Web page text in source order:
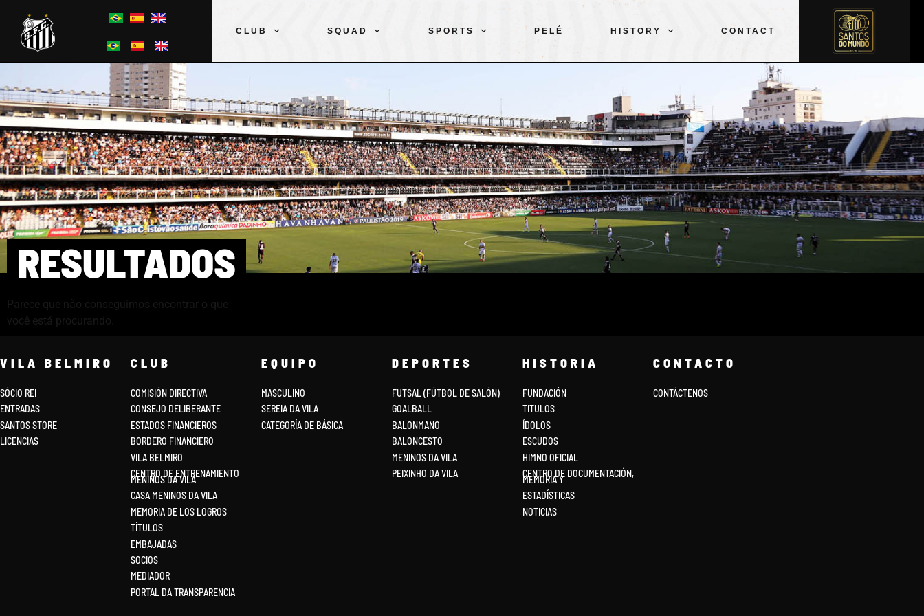
CLUB SQUAD SPORTS PELÉ HISTORY CONTACT
CLUB
CONTACTO
RESULTADOS
Parece que não conseguimos encontrar o que
você está procurando.
VILA BELMIRO
SÓCIO REI
ENTRADAS
SANTOS STORE
LICENCIAS
CLUB
COMISIÓN DIRECTIVA
CONSEJO DELIBERANTE
ESTADOS FINANCIEROS
BORDERO FINANCIERO
VILA BELMIRO
CENTRO DE ENTRENAMIENTO
MENINOS DA VILA
CASA MENINOS DA VILA
MEMORIA DE LOS LOGROS
TÍTULOS
EMBAJADAS
SOCIOS
MEDIADOR
PORTAL DA TRANSPARENCIA
EQUIPO
MASCULINO
SEREIA DA VILA
CATEGORÍA DE BÁSICA
DEPORTES
FUTSAL (FÚTBOL DE SALÓN)
GOALBALL
BALONMANO
BALONCESTO
MENINOS DA VILA
PEIXINHO DA VILA
HISTORIA
FUNDACIÓN
TITULOS
ÍDOLOS
ESCUDOS
HIMNO OFICIAL
CENTRO DE DOCUMENTACIÓN,
MEMORIA Y
ESTADÍSTICAS
NOTICIAS
CONTACTO
CONTÁCTENOS